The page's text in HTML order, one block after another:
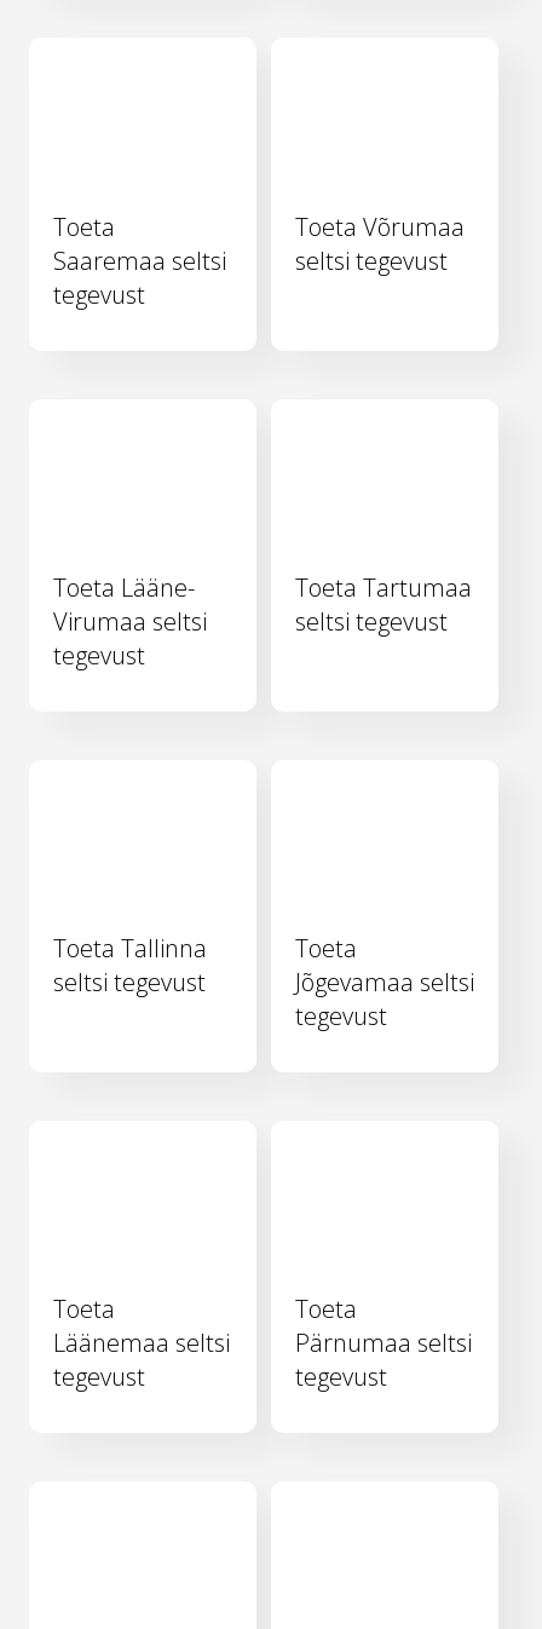
Toeta
Saaremaa seltsi
tegevust
Toeta Võrumaa
seltsi tegevust
Toeta Lääne-
Virumaa seltsi
tegevust
Toeta Tartumaa
seltsi tegevust
Toeta Tallinna
seltsi tegevust
Toeta
Jõgevamaa seltsi
tegevust
Toeta
Läänemaa seltsi
tegevust
Toeta
Pärnumaa seltsi
tegevust